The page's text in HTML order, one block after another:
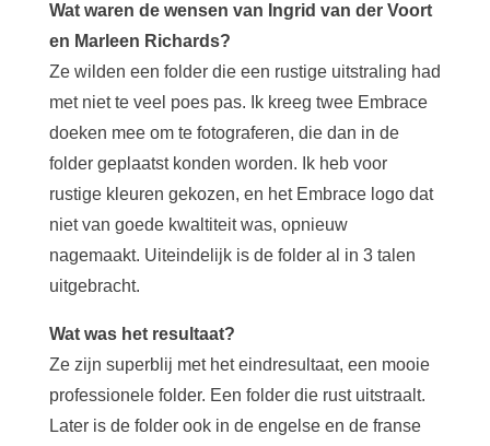
Wat waren de wensen van Ingrid van der Voort
en Marleen Richards?
Ze wilden een folder die een rustige uitstraling had
met niet te veel poes pas. Ik kreeg twee Embrace
doeken mee om te fotograferen, die dan in de
folder geplaatst konden worden. Ik heb voor
rustige kleuren gekozen, en het Embrace logo dat
niet van goede kwaltiteit was, opnieuw
nagemaakt. Uiteindelijk is de folder al in 3 talen
uitgebracht.
Wat was het resultaat?
Ze zijn superblij met het eindresultaat, een mooie
professionele folder. Een folder die rust uitstraalt.
Later is de folder ook in de engelse en de franse